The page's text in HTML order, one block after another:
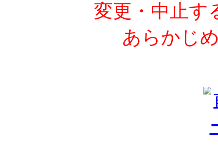
変更・中止す
あらかじ